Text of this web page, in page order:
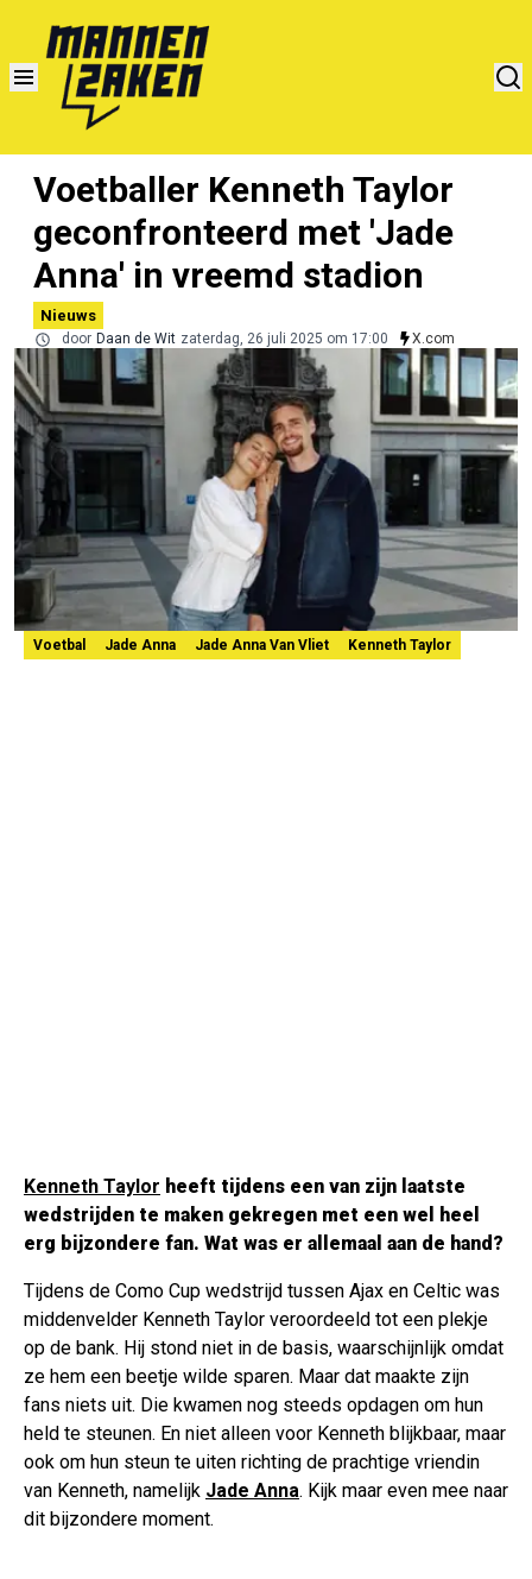
Voetballer Kenneth Taylor
geconfronteerd met 'Jade
Anna' in vreemd stadion
Nieuws
door Daan de Wit zaterdag, 26 juli 2025 om 17:00 X.com
Voetbal Jade Anna Jade Anna Van Vliet Kenneth Taylor
Kenneth Taylor heeft tijdens een van zijn laatste
wedstrijden te maken gekregen met een wel heel
erg bijzondere fan. Wat was er allemaal aan de hand?
Tijdens de Como Cup wedstrijd tussen Ajax en Celtic was
middenvelder Kenneth Taylor veroordeeld tot een plekje
op de bank. Hij stond niet in de basis, waarschijnlijk omdat
ze hem een beetje wilde sparen. Maar dat maakte zijn
fans niets uit. Die kwamen nog steeds opdagen om hun
held te steunen. En niet alleen voor Kenneth blijkbaar, maar
ook om hun steun te uiten richting de prachtige vriendin
van Kenneth, namelijk Jade Anna. Kijk maar even mee naar
dit bijzondere moment.